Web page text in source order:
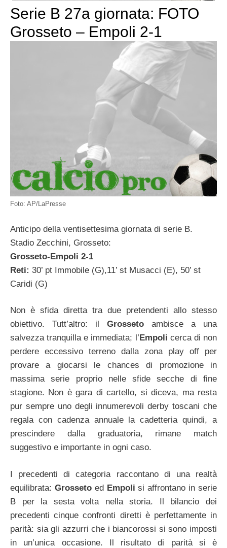
Serie B 27a giornata: FOTO
Grosseto – Empoli 2-1
Foto: AP/LaPresse
Anticipo della ventisettesima giornata di serie B.
Stadio Zecchini, Grosseto:
Grosseto-Empoli 2-1
Reti: 30’ pt Immobile (G),11’ st Musacci (E), 50’ st
Caridi (G)
Non è sfida diretta tra due pretendenti allo stesso
obiettivo. Tutt’altro: il Grosseto ambisce a una
salvezza tranquilla e immediata; l’Empoli cerca di non
perdere eccessivo terreno dalla zona play off per
provare a giocarsi le chances di promozione in
massima serie proprio nelle sfide secche di fine
stagione. Non è gara di cartello, si diceva, ma resta
pur sempre uno degli innumerevoli derby toscani che
regala con cadenza annuale la cadetteria quindi, a
prescindere dalla graduatoria, rimane match
suggestivo e importante in ogni caso.
I precedenti di categoria raccontano di una realtà
equilibrata: Grossetoed Empoli si affrontano in serie
B per la sesta volta nella storia. Il bilancio dei
precedenti cinque confronti diretti è perfettamente in
parità: sia gli azzurri che i biancorossi si sono imposti
in un’unica occasione. Il risultato di parità si è